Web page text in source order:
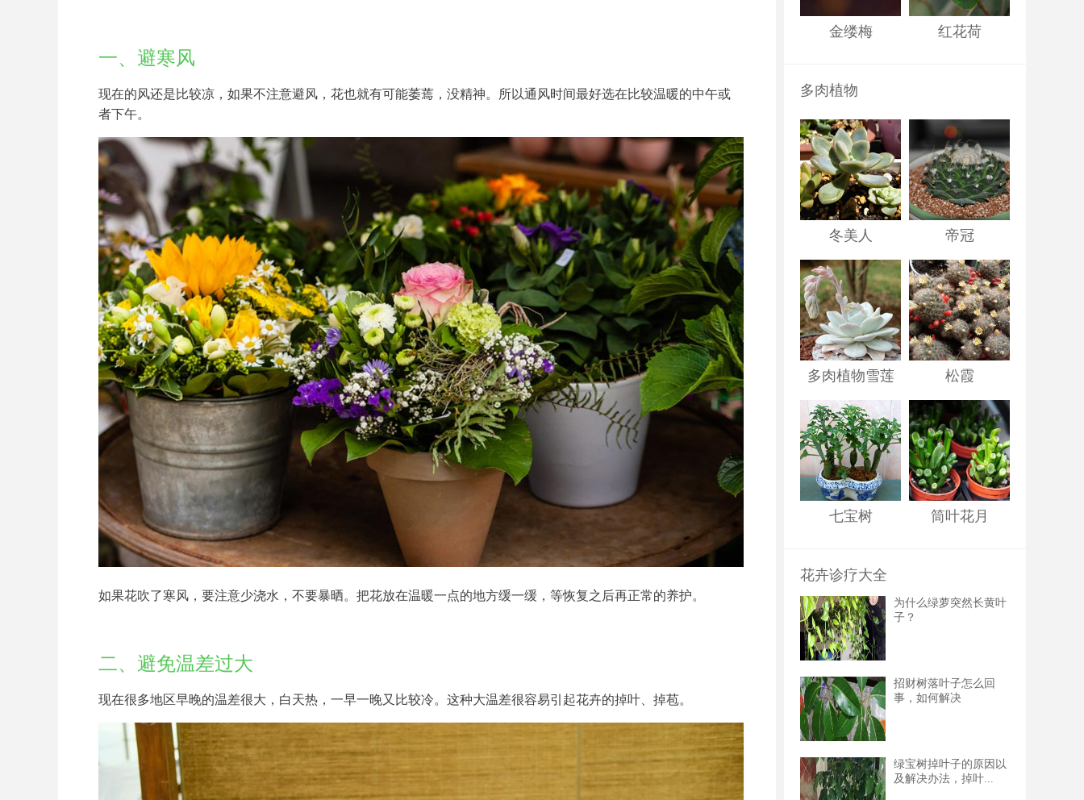
一、避寒风
现在的风还是比较凉，如果不注意避风，花也就有可能萎蔫，没精神。所以通风时间最好选在比较温暖的中午或
者下午。
如果花吹了寒风，要注意少浇水，不要暴晒。把花放在温暖一点的地方缓一缓，等恢复之后再正常的养护。
二、避免温差过大
现在很多地区早晚的温差很大，白天热，一早一晚又比较冷。这种大温差很容易引起花卉的掉叶、掉苞。
金缕梅 红花荷
多肉植物
冬美人 帝冠
多肉植物雪莲 松霞
七宝树 筒叶花月
花卉诊疗大全
为什么绿萝突然长黄叶
子？
招财树落叶子怎么回
事，如何解决
绿宝树掉叶子的原因以
及解决办法，掉叶...